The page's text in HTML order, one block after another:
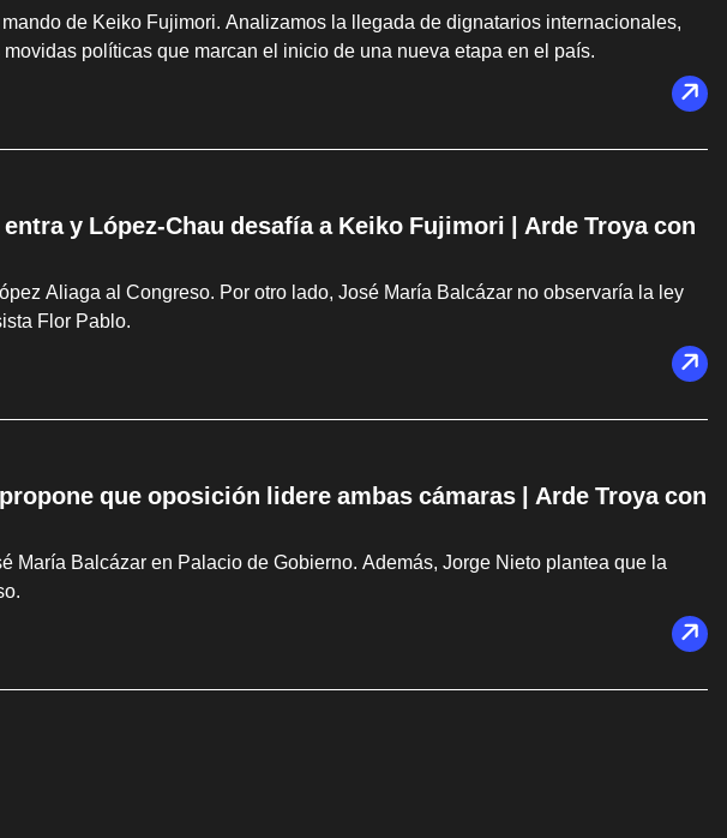
de Keiko Fujimori. Analizamos la llegada de dignatarios internacionales,
políticas que marcan el inicio de una nueva etapa en el país.
y López-Chau desafía a Keiko Fujimori | Arde Troya con
Aliaga al Congreso. Por otro lado, José María Balcázar no observaría la ley
Flor Pablo.
que oposición lidere ambas cámaras | Arde Troya con
María Balcázar en Palacio de Gobierno. Además, Jorge Nieto plantea que la